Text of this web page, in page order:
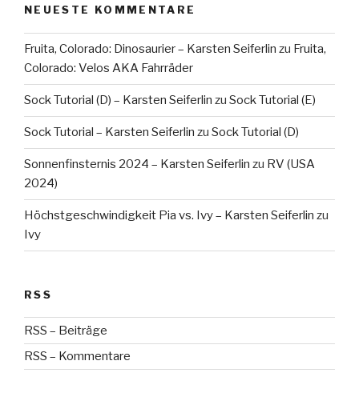
NEUESTE KOMMENTARE
Fruita, Colorado: Dinosaurier – Karsten Seiferlin zu Fruita,
Colorado: Velos AKA Fahrräder
Sock Tutorial (D) – Karsten Seiferlin zu Sock Tutorial (E)
Sock Tutorial – Karsten Seiferlin zu Sock Tutorial (D)
Sonnenfinsternis 2024 – Karsten Seiferlin zu RV (USA
2024)
Höchstgeschwindigkeit Pia vs. Ivy – Karsten Seiferlin zu
Ivy
RSS
RSS – Beiträge
RSS – Kommentare